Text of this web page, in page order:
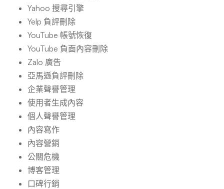
Yahoo 搜尋引擎
Yelp 負評刪除
YouTube 帳號恢復
YouTube 負面內容刪除
Zalo 廣告
亞馬遜負評刪除
企業聲譽管理
使用者生成內容
個人聲譽管理
內容寫作
內容營銷
公關危機
博客管理
口碑行銷